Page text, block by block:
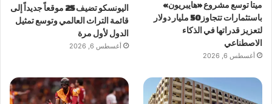
ميتا توسع مشروع «هايبريون»
باستثمارات تتجاوز 50 مليار دولار
لتعزيز قدراتها في الذكاء
الاصطناعي
أغسطس 6, 2026
اليونسكو تضيف 25 موقعاً جديداً إلى
قائمة التراث العالمي وتوسع تمثيل
الدول لأول مرة
أغسطس 6, 2026